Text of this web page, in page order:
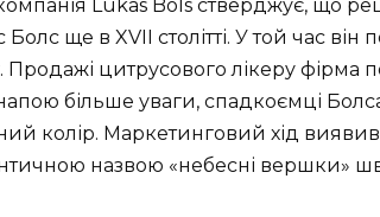
Lukas Bols стверджує, що
ще в XVII столітті. У той час він
цитрусового лікеру фірма
більше уваги, спадкоємці
колір. Маркетинговий хід
назвою «небесні вершки»